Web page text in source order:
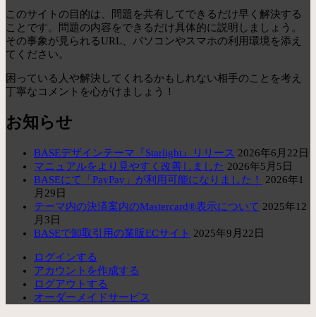
このサイトの目的は、問題を共有してできるだけ早く解決する
ことです。問題の内容をできるだけ具体的に説明しましょう。
その事象が見られるURL、パソコンやスマホの利用環境を添え
てください。
困っている人や解決してくれるかもしれない相手のことを考え
丁寧なコメントを心がけましょう！
お知らせ
BASEデザインテーマ『Starlight』リリース 2026年6月22日
マニュアルをより見やすく改善しました 2026年5月5日
BASEにて「PayPay」が利用可能になりました！
2026年1
月29日
テーマ内の決済案内のMastercard®表示について 2025年12
月3日
BASEで卸取引用の業販ECサイト 2025年9月22日
ログインする
アカウントを作成する
ログアウトする
オーダーメイドサービス